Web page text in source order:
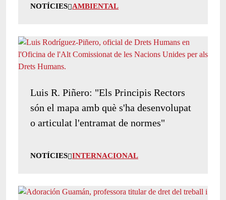
NOTÍCIES AMBIENTAL
Luis R. Piñero: "Els Principis Rectors
són el mapa amb què s'ha desenvolupat
o articulat l'entramat de normes"
NOTÍCIES INTERNACIONAL